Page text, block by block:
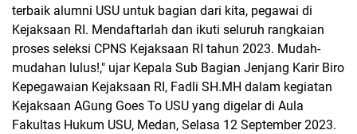
terbaik alumni USU untuk bagian dari kita, pegawai di
Kejaksaan RI. Mendaftarlah dan ikuti seluruh rangkaian
proses seleksi CPNS Kejaksaan RI tahun 2023. Mudah-
mudahan lulus!," ujar Kepala Sub Bagian Jenjang Karir Biro
Kepegawaian Kejaksaan RI, Fadli SH.MH dalam kegiatan
Kejaksaan AGung Goes To USU yang digelar di Aula
Fakultas Hukum USU, Medan, Selasa 12 September 2023.